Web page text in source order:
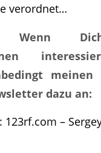
verordnet…
Wenn
meinen
dazu an:
–